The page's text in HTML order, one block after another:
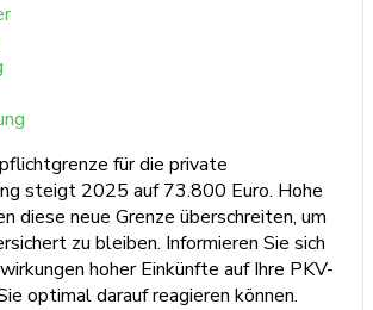
für die private
steigt 2025 auf 73.800 Euro. Hohe
diese neue Grenze überschreiten, um
zu bleiben. Informieren Sie sich
hoher Einkünfte auf Ihre PKV-
optimal darauf reagieren können.